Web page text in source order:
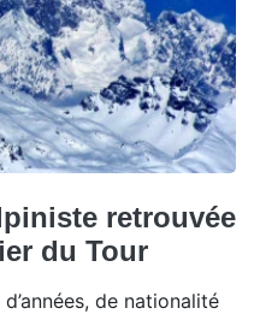
retrouvée
du Tour
de nationalité